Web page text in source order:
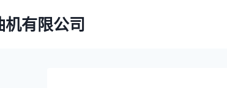
有限公司